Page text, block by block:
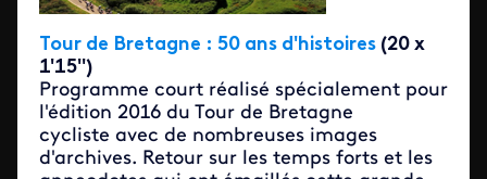
Tour de Bretagne : 50 ans d'histoires (20 x
1'15'')
Programme court réalisé spécialement pour
l'édition 2016 du Tour de Bretagne
cycliste avec de nombreuses images
d'archives. Retour sur les temps forts et les